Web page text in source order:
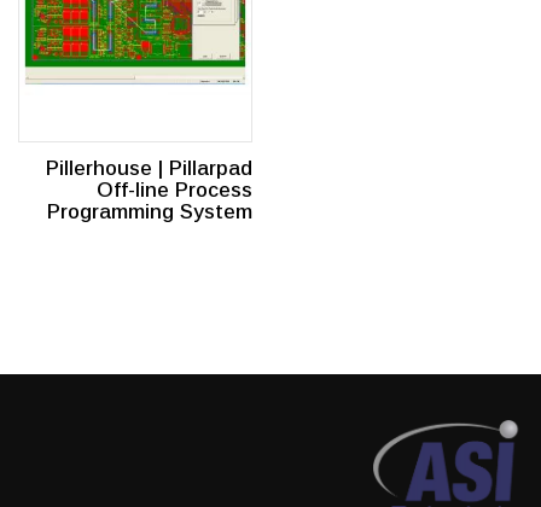
Pillerhouse | Pillarpad
Off-line Process
Programming System